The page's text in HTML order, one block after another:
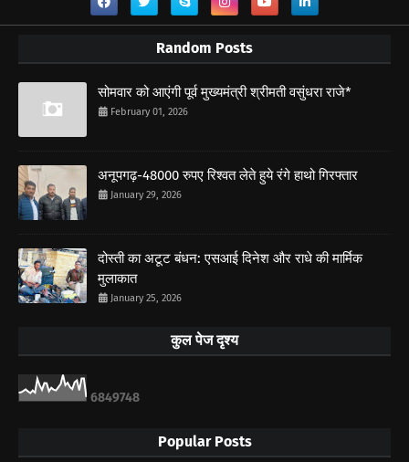
Random Posts
सोमवार को आएंगी पूर्व मुख्यमंत्री श्रीमती वसुंधरा राजे*
February 01, 2026
अनूपगढ़-48000 रुपए रिश्वत लेते हुये रंगे हाथो गिरफ्तार
January 29, 2026
दोस्ती का अटूट बंधन: एसआई दिनेश और राधे की मार्मिक
मुलाकात
January 25, 2026
कुल पेज दृश्य
6849748
Popular Posts